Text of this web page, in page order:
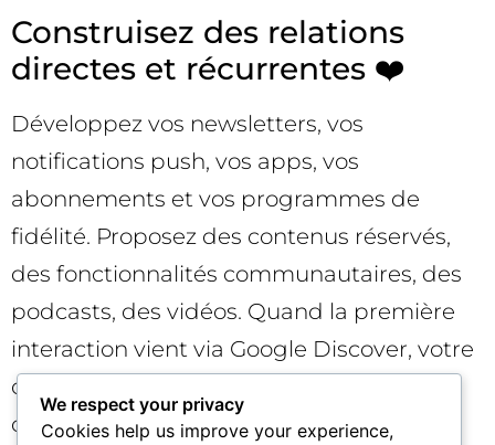
Construisez des relations
directes et récurrentes ❤️
Développez vos newsletters, vos
notifications push, vos apps, vos
abonnements et vos programmes de
fidélité. Proposez des contenus réservés,
des fonctionnalités communautaires, des
podcasts, des vidéos. Quand la première
interaction vient via Google Discover, votre
objectif est de transformer ce premier
contact en relation durable. Misez sur le
We respect your privacy
Cookies help us improve your experience,